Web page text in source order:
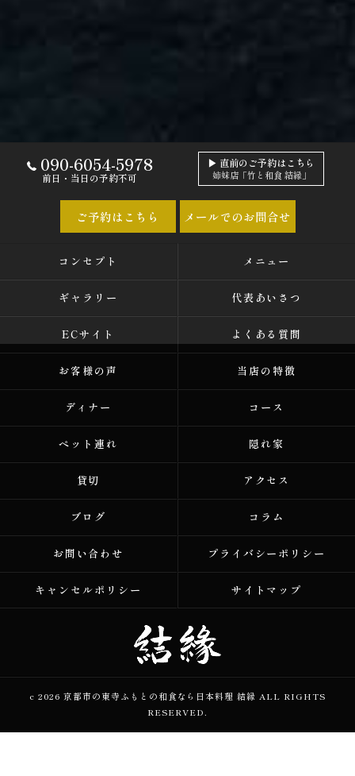
090-6054-5978
前日・当日の予約不可
▶ 直前のご予約はこちら
姉妹店「竹と和食 結縁」
ご予約はこちら メールでのお問合せ
コンセプト メニュー
ギャラリー 代表あいさつ
ECサイト よくある質問
お客様の声 当店の特徴
ディナー コース
ペット連れ 隠れ家
貸切 アクセス
ブログ コラム
お問い合わせ プライバシーポリシー
キャンセルポリシー サイトマップ
c 2026 京都市の東寺ふもとの和食なら日本料理 結縁 ALL RIGHTS
RESERVED.